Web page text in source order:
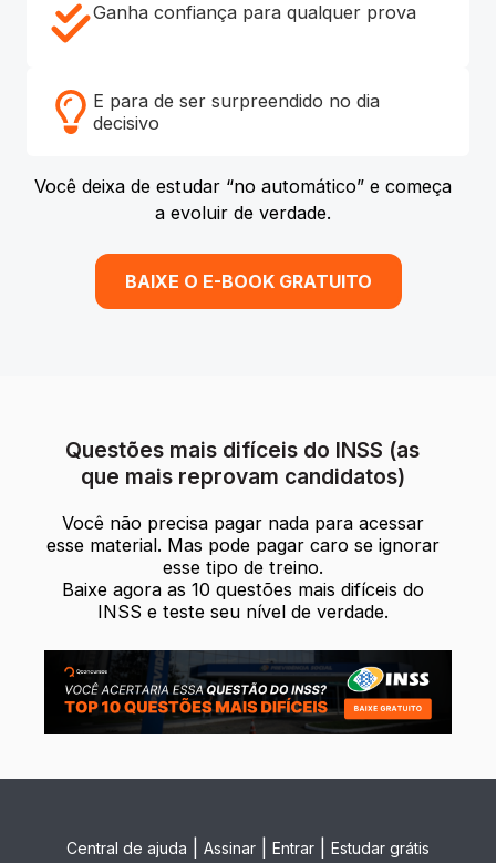
Ganha confiança para qualquer prova
E para de ser surpreendido no dia
decisivo
Você deixa de estudar “no automático” e começa
a evoluir de verdade.
BAIXE O E-BOOK GRATUITO
Questões mais difíceis do INSS (as
que mais reprovam candidatos)
Você não precisa pagar nada para acessar
esse material. Mas pode pagar caro se ignorar
esse tipo de treino.
Baixe agora as 10 questões mais difíceis do
INSS e teste seu nível de verdade.
Central de ajuda Assinar Entrar Estudar grátis